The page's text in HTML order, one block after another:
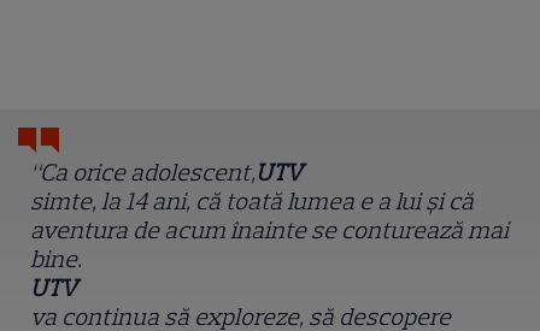
“Ca orice adolescent,UTV
simte, la 14 ani, că toată lumea e a lui și că
aventura de acum înainte se conturează mai
bine.
UTV
va continua să exploreze, să descopere